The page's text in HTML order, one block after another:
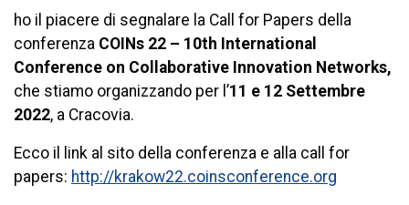
ho il piacere di segnalare la Call for Papers della
conferenza COINs 22 – 10th International
Conference on Collaborative Innovation Networks,
che stiamo organizzando per l’11 e 12 Settembre
2022, a Cracovia.
Ecco il link al sito della conferenza e alla call for
papers: http://krakow22.coinsconference.org